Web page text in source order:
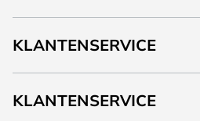
KLANTENSERVICE
KLANTENSERVICE